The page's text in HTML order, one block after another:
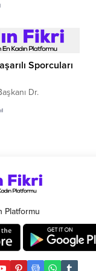
Sporcuları
Dr.
Platformu